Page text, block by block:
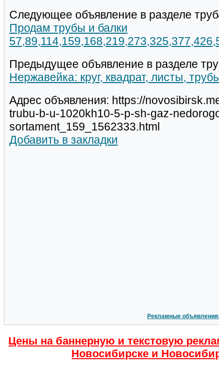
Следующее объявление в разделе
Продам трубы и балки
Предыдущее объявление в разделе
Нержавейка: круг, квадрат, листы,
Адрес объявления: https://
trubu-b-u-1020kh10-5-p-sh-gaz-
sortament_159_1562333.html
Добавить в закладки
Рекламные
Цены на баннерную и текстовую
Новосибирске и